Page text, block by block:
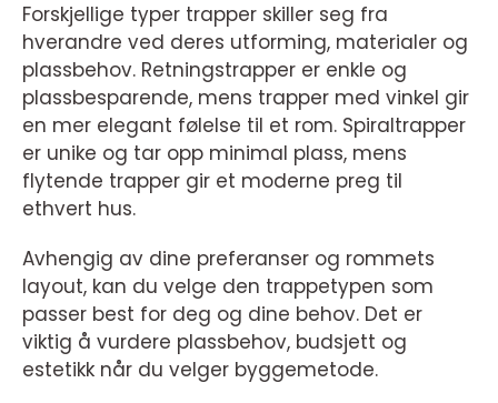
Forskjellige typer trapper skiller seg fra
hverandre ved deres utforming, materialer og
plassbehov. Retningstrapper er enkle og
plassbesparende, mens trapper med vinkel gir
en mer elegant følelse til et rom. Spiraltrapper
er unike og tar opp minimal plass, mens
flytende trapper gir et moderne preg til
ethvert hus.
Avhengig av dine preferanser og rommets
layout, kan du velge den trappetypen som
passer best for deg og dine behov. Det er
viktig å vurdere plassbehov, budsjett og
estetikk når du velger byggemetode.